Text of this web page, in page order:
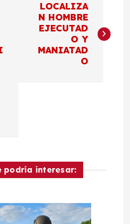
LOCALIZA
N HOMBRE
EJECUTAD
O Y
MANIATAD
O
podría interesar: